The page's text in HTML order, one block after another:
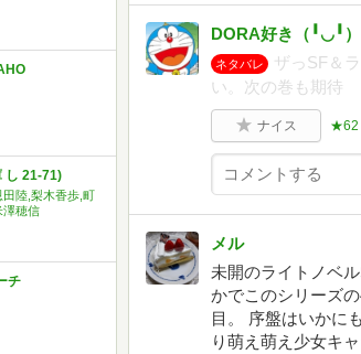
し 21-71)
陸,梨木香歩,町
澤穂信
チ
DORA好き（╹◡╹
ネタバレ
ザっSF＆
い。次の巻も期待
ナイス ★62
メル
未開のライトノベ
かでこのシリーズ
目。 序盤はいかに
り萌え萌え少女キ